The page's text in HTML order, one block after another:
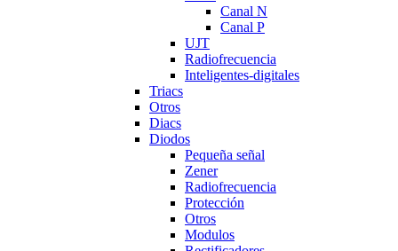
Canal N
Canal P
UJT
Radiofrecuencia
Inteligentes-digitales
Triacs
Otros
Diacs
Diodos
Pequeña señal
Zener
Radiofrecuencia
Protección
Otros
Modulos